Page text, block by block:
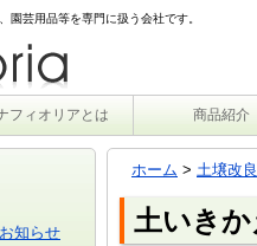
園芸用品等を専門に扱う会社です。
フィオリアとは 商品紹介
知らせ
ホーム > 土壌改
土いき